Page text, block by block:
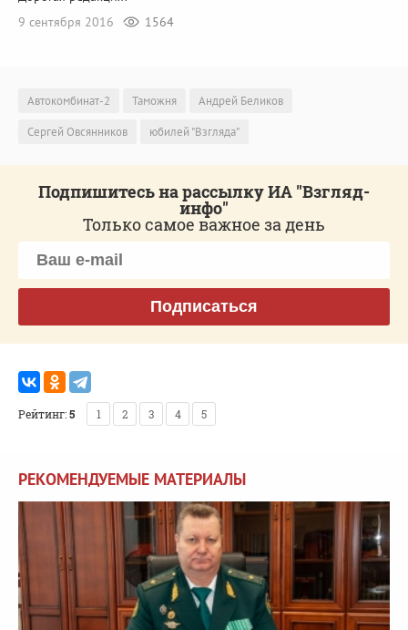
9 сентября 2016
1564
Автокомбинат-2 Таможня
Андрей Беликов
Сергей Овсянников
юбилей "Взгляда"
Подпишитесь на рассылку ИА "Взгляд-
инфо"
Только самое важное за день
Подписаться
Рейтинг:5 1 2 3 4 5
РЕКОМЕНДУЕМЫЕ МАТЕРИАЛЫ